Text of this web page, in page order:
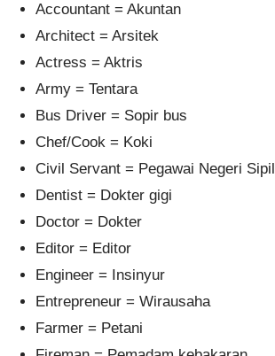
Accountant = Akuntan
Architect = Arsitek
Actress = Aktris
Army = Tentara
Bus Driver = Sopir bus
Chef/Cook = Koki
Civil Servant = Pegawai Negeri Sipil
Dentist = Dokter gigi
Doctor = Dokter
Editor = Editor
Engineer = Insinyur
Entrepreneur = Wirausaha
Farmer = Petani